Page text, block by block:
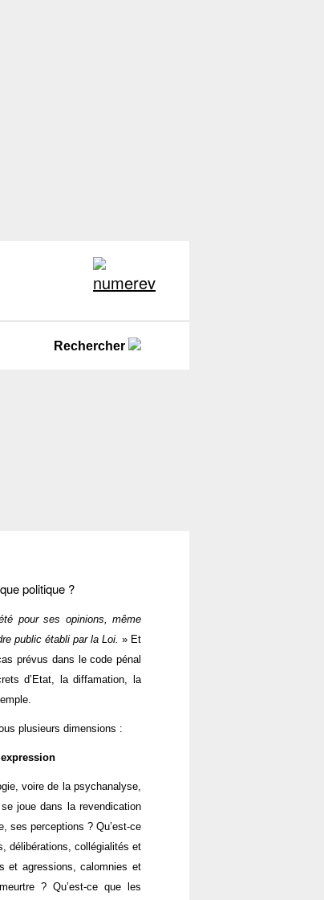
Rechercher
politique ?
pour ses opinions, même
public établi par la Loi. » Et
prévus dans le code pénal
d’Etat, la diffamation, la
plusieurs dimensions :
voire de la psychanalyse,
joue dans la revendication
ses perceptions ? Qu’est-ce
délibérations, collégialités et
et agressions, calomnies et
? Qu’est-ce que les